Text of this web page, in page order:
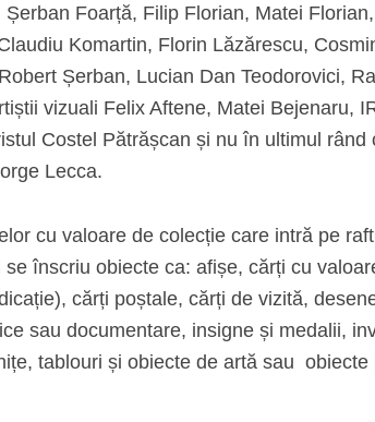
Șerban Foarță, Filip Florian, Matei
Komartin, Florin Lăzărescu,
Șerban, Lucian Dan Teodorovici,
vizuali Felix Aftene, Matei Bejenaru,
Costel Pătrășcan și nu în ultimul rând
Lecca.
cu valoare de colecție care intră pe
înscriu obiecte ca: afișe, cărți cu
cărți poștale, cărți de vizită,
sau documentare, insigne și medalii,
tablouri și obiecte de artă sau